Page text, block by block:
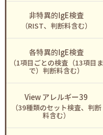
非特異的IgE検査
（RIST、判断料含む）
各特異的IgE検査
（1項目ごとの検査（13項目ま
で）判断料含む）
View アレルギー39
（39種類のセット検査、判断
料含む）